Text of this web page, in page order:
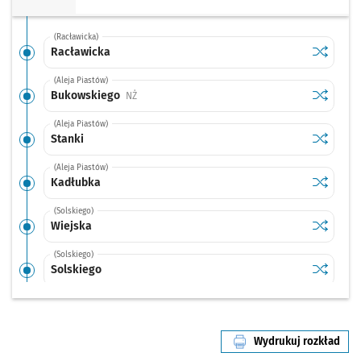
(Racławicka)
Racławicka Sprawdź
(Aleja Piastów)
Bukowskiego NŻPrzystanek na życzenie Sprawdź
(Aleja Piastów)
Stanki Sprawdź
Stanki
(Aleja Piastów)
Kadłubka Sprawdź
Kadłubka
(Solskiego)
Wiejska Sprawdź
Wiejska
(Solskiego)
Solskiego Sprawdź
(Grabiszyńska)
Sprawdź
Wydrukuj rozkład
linii nr 119